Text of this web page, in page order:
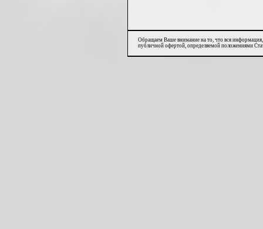
Обращаем Ваше внимание на то, что вся
публичной офертой, определяемой положениями